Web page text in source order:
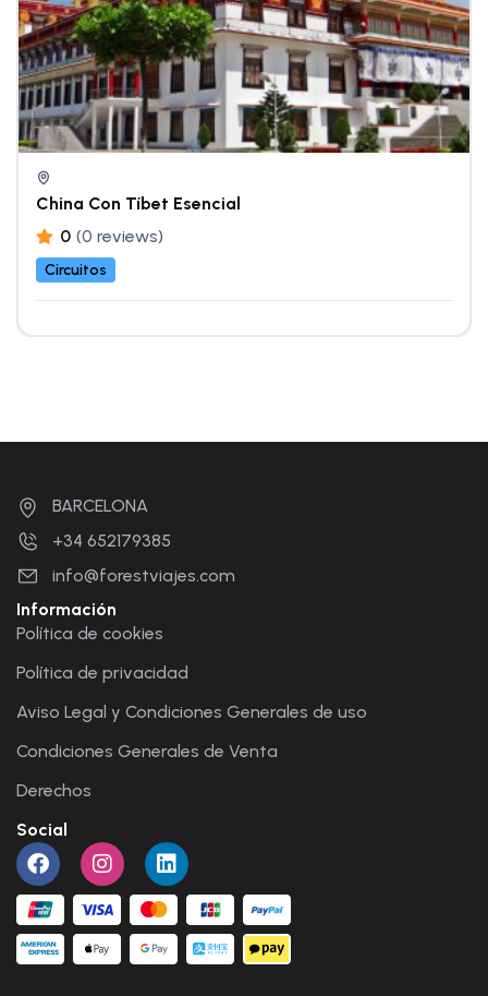
China Con Tíbet Esencial
0 (0 reviews)
Circuitos
BARCELONA
+34 652179385
info@forestviajes.com
Información
Política de cookies
Política de privacidad
Aviso Legal y Condiciones Generales de uso
Condiciones Generales de Venta
Derechos
Social